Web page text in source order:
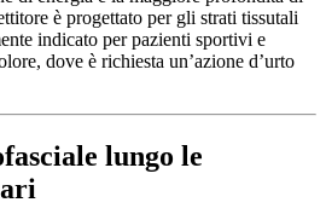
è progettato per gli strati tissutali
indicato per pazienti sportivi e
dove è richiesta un’azione d’urto
lungo le